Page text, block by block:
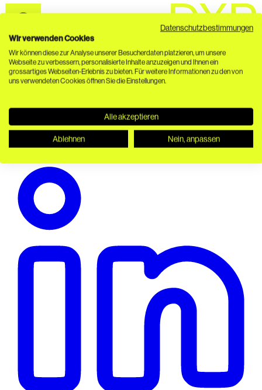
Nahtlose Verbindung von PIM, DAM, Headless CMS und
Composable Commerce. API-first. 100 % Open Source.
Über unsEcosystem SupportDACHCOM BundlesFAQ
InstallationenChangelogIssue TrackerDiscussions
Datenschutzbestimmungen
Wir verwenden Cookies
Wir können diese zur Analyse unserer Besucherdaten platzieren, um unsere
Webseite zu verbessern, personalisierte Inhalte anzuzeigen und Ihnen ein
grossartiges Webseiten-Erlebnis zu bieten. Für weitere Informationen zu den von
uns verwendeten Cookies öffnen Sie die Einstellungen.
Alle akzeptieren
Ablehnen Nein, anpassen